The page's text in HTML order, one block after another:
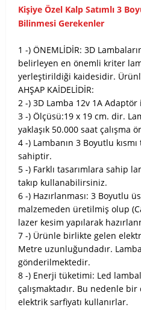
Kişiye Özel Kalp Satımlı 3
Bilinmesi Gerekenler
1 -) ÖNEMLİDİR: 3D
belirleyen en önemli kriter
yerleştirildiği kaidesidir.
AHŞAP KAİDELİDİR:
2 -) 3D Lamba 12v 1A Adaptör
3 -) Ölçüsü:19 x 19 cm. dir.
yaklaşık 50.000 saat çalışma
4 -) Lambanın 3 Boyutlu
sahiptir.
5 -) Farklı tasarımlara sahip
takıp kullanabilirsiniz.
6 -) Hazırlanması: 3 Boyutlu
malzemeden üretilmiş olup
lazer kesim yapılarak
7 -) Ürünle birlikte gelen
Metre uzunluğundadır.
gönderilmektedir.
8 -) Enerji tüketimi: Led
çalışmaktadır. Bu nedenle
elektrik sarfiyatı kullanırlar.